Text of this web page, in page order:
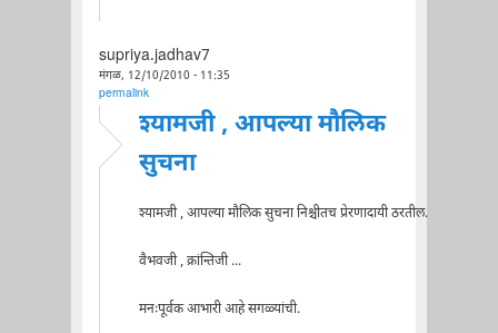
supriya.jadhav7
मंगळ, 12/10/2010 - 11:35
permalink
श्यामजी , आपल्या मौलिक
सुचना
श्यामजी , आपल्या मौलिक सुचना निश्चीतच प्रेरणादायी ठरतील.
वैभवजी , क्रांन्तिजी ...
मनःपूर्वक आभारी आहे सगळ्यांची.